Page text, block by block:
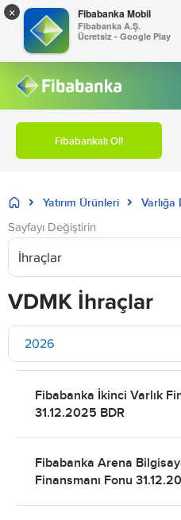
Fibabankalı Ol!
Yatırım Ürünleri Varlığa
Sayfayı Değiştirin
İhraçlar
VDMK İhraçlar
2026
Fibabanka İkinci Varlık
31.12.2025 BDR
Fibabanka Arena
Finansmanı Fonu
× Fibabanka Mobil
Fibabanka A.Ş.
Ücretsiz - Google Play